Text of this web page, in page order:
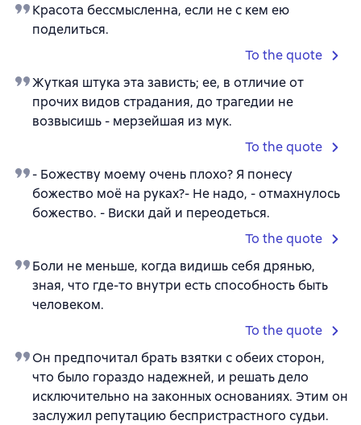
Красота бессмысленна, если не с кем ею
поделиться.
To the quote
Жуткая штука эта зависть; ее, в отличие от
прочих видов страдания, до трагедии не
возвысишь - мерзейшая из мук.
To the quote
- Божеству моему очень плохо? Я понесу
божество моё на руках?- Не надо, - отмахнулось
божество. - Виски дай и переодеться.
To the quote
Боли не меньше, когда видишь себя дрянью,
зная, что где-то внутри есть способность быть
человеком.
To the quote
Он предпочитал брать взятки с обеих сторон,
что было гораздо надежней, и решать дело
исключительно на законных основаниях. Этим он
заслужил репутацию беспристрастного судьи.